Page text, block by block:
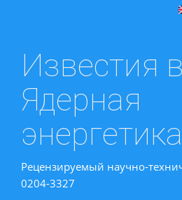
Известия
Ядерная
энергетика
Рецензируемый научно-
0204-3327